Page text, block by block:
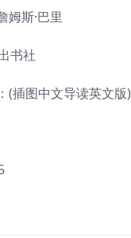
姆斯·巴里
书社
(插图中文导读英文版)